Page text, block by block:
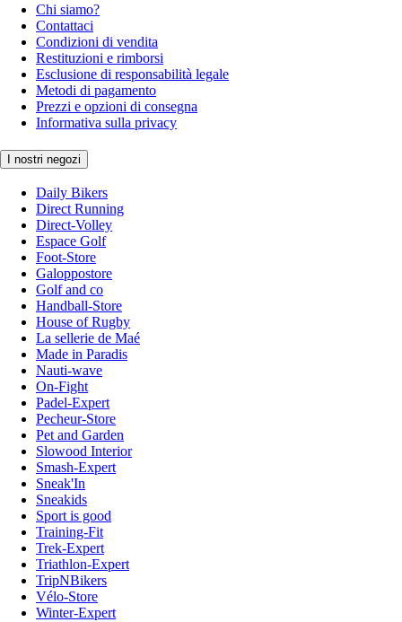
Chi siamo?
Contattaci
Condizioni di vendita
Restituzioni e rimborsi
Esclusione di responsabilità legale
Metodi di pagamento
Prezzi e opzioni di consegna
Informativa sulla privacy
I nostri negozi
Daily Bikers
Direct Running
Direct-Volley
Espace Golf
Foot-Store
Galoppostore
Golf and co
Handball-Store
House of Rugby
La sellerie de Maé
Made in Paradis
Nauti-wave
On-Fight
Padel-Expert
Pecheur-Store
Pet and Garden
Slowood Interior
Smash-Expert
Sneak'In
Sneakids
Sport is good
Training-Fit
Trek-Expert
Triathlon-Expert
TripNBikers
Vélo-Store
Winter-Expert